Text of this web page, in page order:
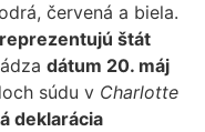
červená a biela.
štát
dátum 20. máj
súdu v Charlotte
deklarácia